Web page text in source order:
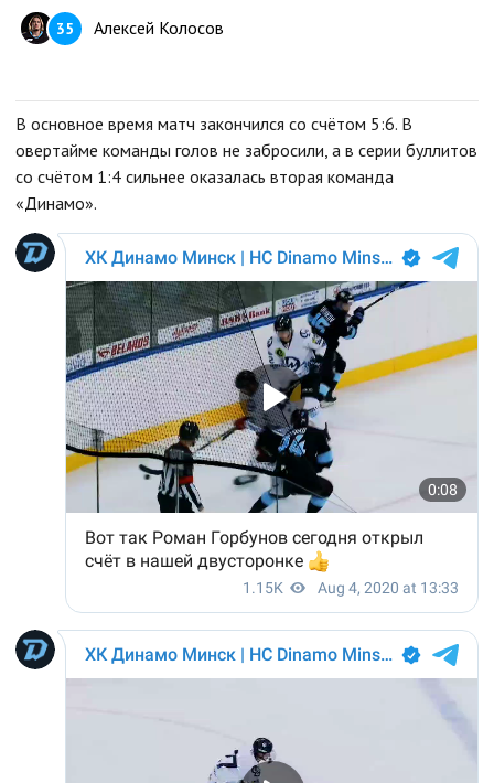
35 Алексей Колосов
22 Павел Денисов
55 Дмитрий Дерябин
Владимир Алистров
Илья Усов
Иван Лодня
Дэнни Тэйлор
В основное время матч закончился со счётом 5:6. В
овертайме команды голов не забросили, а в серии буллитов
со счётом 1:4 сильнее оказалась вторая команда
«Динамо».